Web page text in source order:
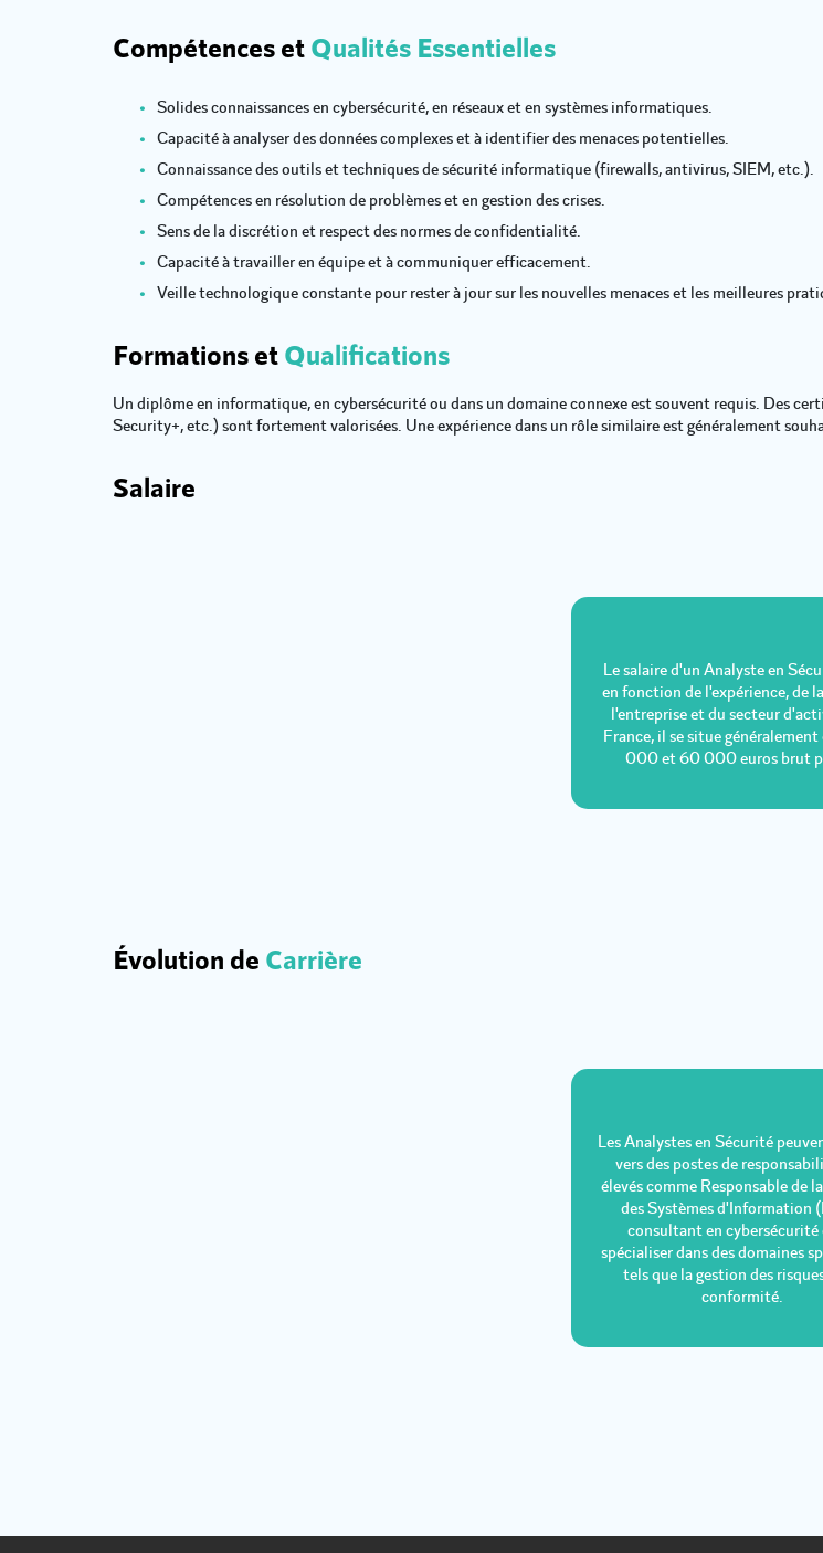
Compétences et Qualités Essentielles
Solides connaissances en cybersécurité, en réseaux et en systèmes informatiques.
Capacité à analyser des données complexes et à identifier des menaces potentielles.
Connaissance des outils et techniques de sécurité informatique (firewalls, antivirus, SIEM, etc.).
Compétences en résolution de problèmes et en gestion des crises.
Sens de la discrétion et respect des normes de confidentialité.
Capacité à travailler en équipe et à communiquer efficacement.
Veille technologique constante pour rester à jour sur les nouvelles menaces et les meilleures
Formations et Qualifications
Un diplôme en informatique, en cybersécurité ou dans un domaine connexe est souvent requis. Des
Security+, etc.) sont fortement valorisées. Une expérience dans un rôle similaire est généralement
Salaire
Le salaire d'un Analyste en
en fonction de l'expérience, de
l'entreprise et du secteur
France, il se situe
000 et 60 000 euros brut
Évolution de Carrière
Les Analystes en Sécurité
vers des postes de
élevés comme Responsable de
des Systèmes d'Information
consultant en cybersécurité
spécialiser dans des domaines
tels que la gestion des
conformité.